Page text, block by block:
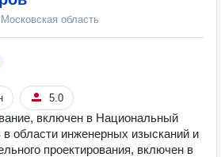
область
5.0
включен в Национальный
в области инженерных изысканий и
проектирования, включен в